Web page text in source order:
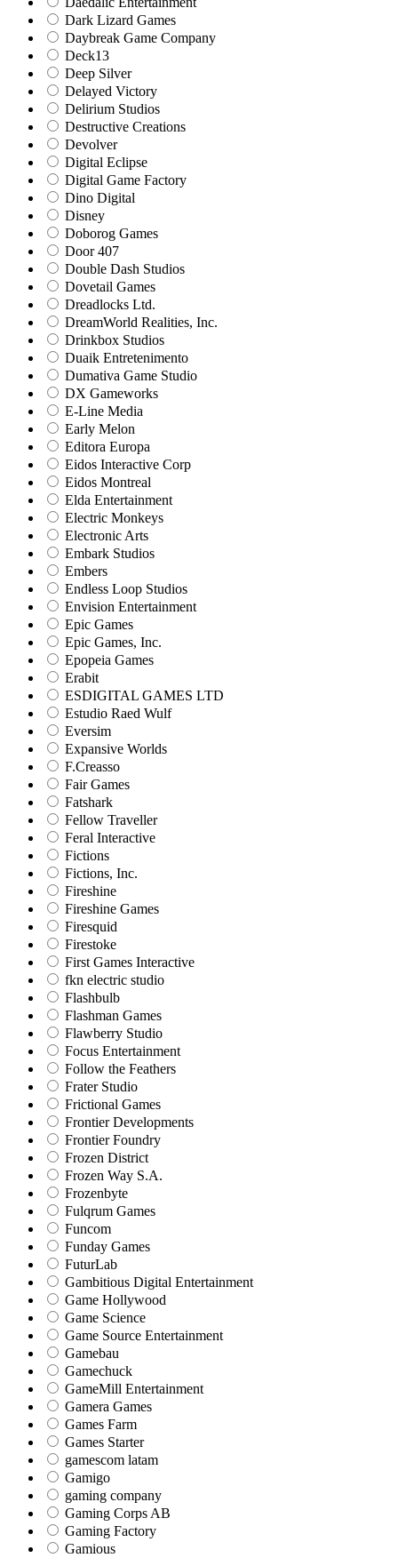
Dark Lizard Games
Daybreak Game Company
Deck13
Deep Silver
Delayed Victory
Delirium Studios
Destructive Creations
Devolver
Digital Eclipse
Digital Game Factory
Dino Digital
Disney
Doborog Games
Door 407
Double Dash Studios
Dovetail Games
Dreadlocks Ltd.
DreamWorld Realities, Inc.
Drinkbox Studios
Duaik Entretenimento
Dumativa Game Studio
DX Gameworks
E-Line Media
Early Melon
Editora Europa
Eidos Interactive Corp
Eidos Montreal
Elda Entertainment
Electric Monkeys
Electronic Arts
Embark Studios
Embers
Endless Loop Studios
Envision Entertainment
Epic Games
Epic Games, Inc.
Epopeia Games
Erabit
ESDIGITAL GAMES LTD
Estudio Raed Wulf
Eversim
Expansive Worlds
F.Creasso
Fair Games
Fatshark
Fellow Traveller
Feral Interactive
Fictions
Fictions, Inc.
Fireshine
Fireshine Games
Firesquid
Firestoke
First Games Interactive
fkn electric studio
Flashbulb
Flashman Games
Flawberry Studio
Focus Entertainment
Follow the Feathers
Frater Studio
Frictional Games
Frontier Developments
Frontier Foundry
Frozen District
Frozen Way S.A.
Frozenbyte
Fulqrum Games
Funcom
Funday Games
FuturLab
Gambitious Digital Entertainment
Game Hollywood
Game Science
Game Source Entertainment
Gamebau
Gamechuck
GameMill Entertainment
Gamera Games
Games Farm
Games Starter
gamescom latam
Gamigo
gaming company
Gaming Corps AB
Gaming Factory
Gamious